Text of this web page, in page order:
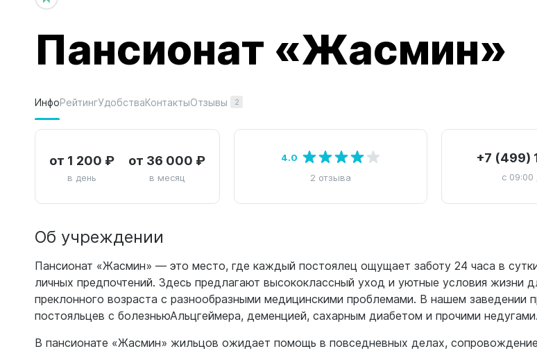
Пансионат «Жасмин»
ИнфоРейтингУдобстваКонтактыОтзывы 2
от 1 200 ₽
в день
от 36 000 ₽
в месяц
4.0
2 отзыва
+7 (499)
с 09:00
Об учреждении
Пансионат «Жасмин» — это место, где каждый постоялец ощущает заботу 24 часа в
личных предпочтений. Здесь предлагают высококлассный уход и уютные условия жизни
преклонного возраста с разнообразными медицинскими проблемами. В нашем заведении
постояльцев с болезньюАльцгеймера, деменцией, сахарным диабетом и прочими недугами.
В пансионате «Жасмин» жильцов ожидает помощь в повседневных делах,